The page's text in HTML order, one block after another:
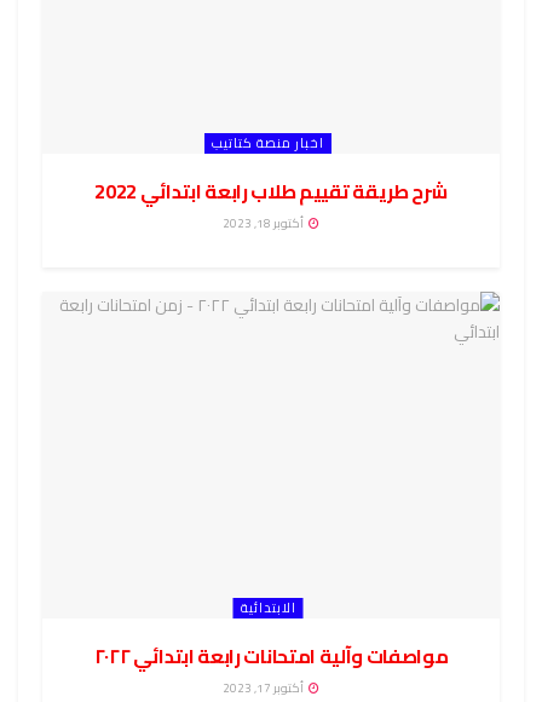
اخبار منصة كتاتيب
شرح طريقة تقييم طلاب رابعة ابتدائي 2022
أكتوبر 18, 2023
الابتدائية
مواصفات وآلية امتحانات رابعة ابتدائي ٢٠٢٢
أكتوبر 17, 2023